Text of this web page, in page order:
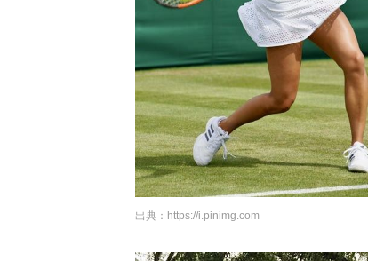
出典： https://i.pinimg.com